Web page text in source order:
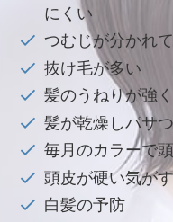
にくい
つむじが分かれ
抜け毛が多い
髪のうねりが強
髪が乾燥しパサ
毎月のカラーで
頭皮が硬い気が
白髪の予防